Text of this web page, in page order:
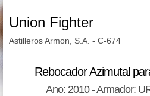
Union Fighter
Astilleros Armon, S.A. - C-674
Rebocador Azimutal
Ano: 2010 - Armador: